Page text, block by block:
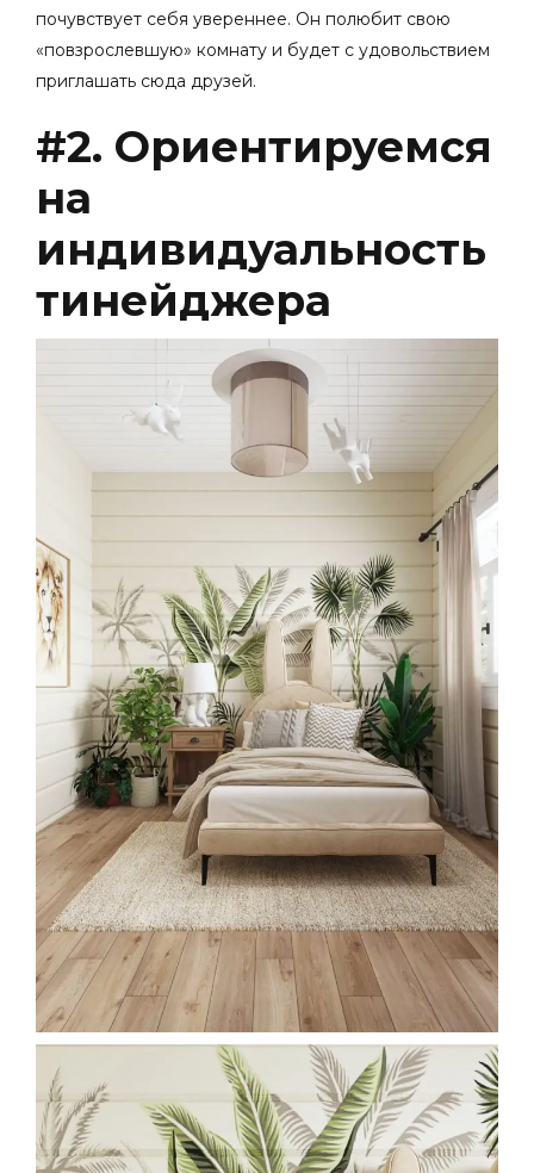
почувствует себя увереннее. Он полюбит свою
«повзрослевшую» комнату и будет с удовольствием
приглашать сюда друзей.
#2. Ориентируемся
на
индивидуальность
тинейджера